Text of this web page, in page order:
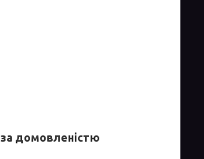
за домовленістю